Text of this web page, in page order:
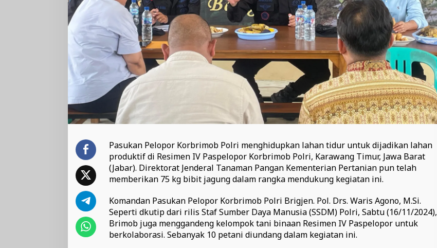
Pasukan Pelopor Korbrimob Polri menghidupkan lahan tidur untuk dijadikan lahan
produktif di Resimen IV Paspelopor Korbrimob Polri, Karawang Timur, Jawa Barat
(Jabar). Direktorat Jenderal Tanaman Pangan Kementerian Pertanian pun telah
memberikan 75 kg bibit jagung dalam rangka mendukung kegiatan ini.
Komandan Pasukan Pelopor Korbrimob Polri Brigjen. Pol. Drs. Waris Agono, M.Si.
Seperti dkutip dari rilis Staf Sumber Daya Manusia (SSDM) Polri, Sabtu (16/11/2024),
Brimob juga menggandeng kelompok tani binaan Resimen IV Paspelopor untuk
berkolaborasi. Sebanyak 10 petani diundang dalam kegiatan ini.